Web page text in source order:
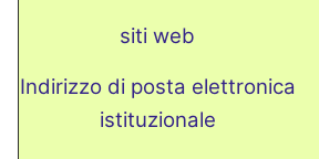
siti web
Indirizzo di posta elettronica
istituzionale